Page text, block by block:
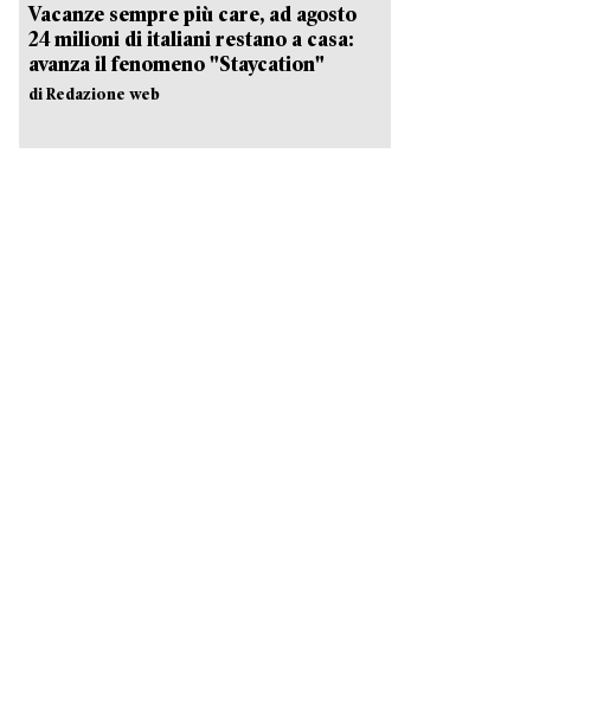
Vacanze sempre più care, ad agosto
24 milioni di italiani restano a casa:
avanza il fenomeno "Staycation"
di Redazione web